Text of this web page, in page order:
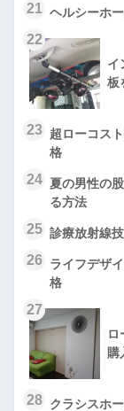
21 ヘルシーホ
22
イ
板
23 超ローコス
格
24 夏の男性の
る方法
25 診療放射線
26 ライフデザ
格
27
ロ
購
28 クラシスホ